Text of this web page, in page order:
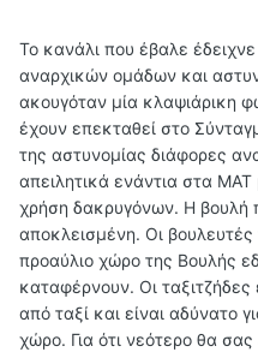
Το κανάλι που έβαλε
αναρχικών ομάδων και
ακουγόταν μία κλαψιάρικη
έχουν επεκταθεί στο
της αστυνομίας διάφορες
απειλητικά ενάντια στα
χρήση δακρυγόνων. Η βουλή
αποκλεισμένη. Οι
προαύλιο χώρο της Βουλής
καταφέρνουν. Οι ταξιτζήδες
από ταξί και είναι αδύνατο
χώρο. Για ότι νεότερο θα